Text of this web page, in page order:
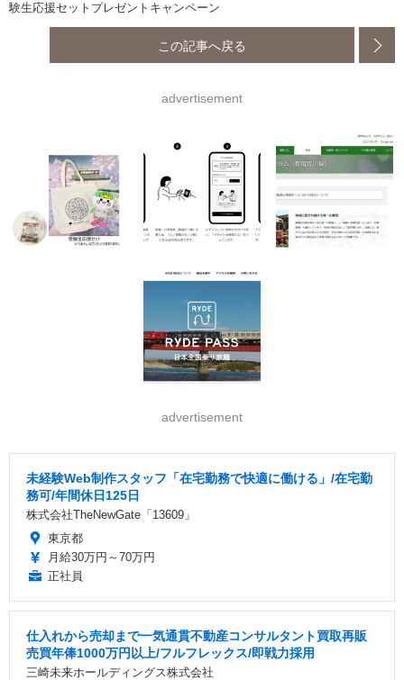
験生応援セットプレゼントキャンペーン
この記事へ戻る
advertisement
advertisement
未経験Web制作スタッフ「在宅勤務で快適に働ける」/在宅勤
務可/年間休日125日
株式会社TheNewGate「13609」
東京都
月給30万円～70万円
正社員
仕入れから売却まで一気通貫不動産コンサルタント買取再販
売買年俸1000万円以上/フルフレックス/即戦力採用
三崎未来ホールディングス株式会社